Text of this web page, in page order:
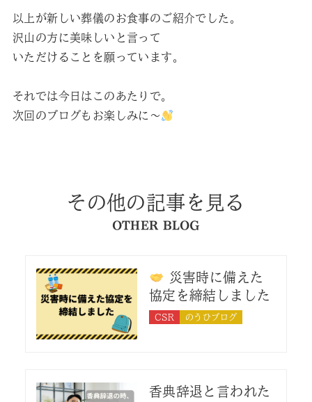
以上が新しい葬儀のお食事のご紹介でした。
沢山の方に美味しいと言って
いただけることを願っています。
それでは今日はこのあたりで。
次回のブログもお楽しみに～
その他の記事を見る
OTHER BLOG
災害時に備えた
協定を締結しました
CSR のうひブログ
香典辞退と言われた